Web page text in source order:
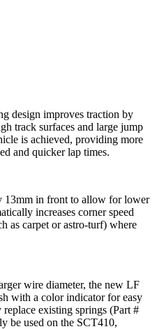
design improves traction by
track surfaces and large jump
is achieved, providing more
and quicker lap times.
13mm in front to allow for lower
increases corner speed
as carpet or astro-turf) where
wire diameter, the new LF
with a color indicator for easy
existing springs (Part #
be used on the SCT410,